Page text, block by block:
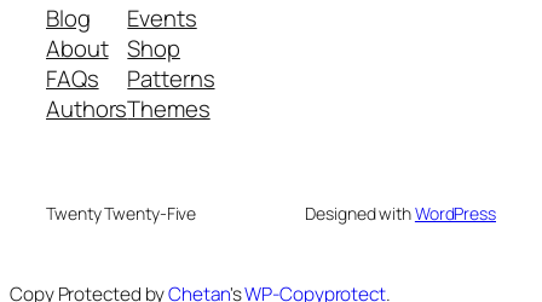
Blog
About
FAQs
Authors
Events
Shop
Patterns
Themes
Twenty Twenty-Five Designed withWordPress
Copy Protected byChetan'sWP-Copyprotect.